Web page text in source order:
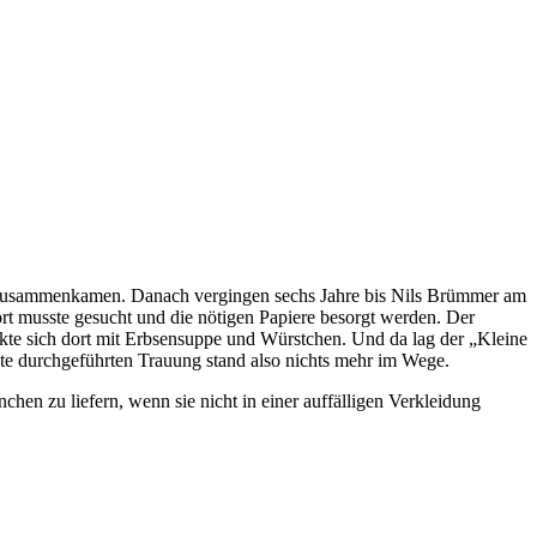
Danach vergingen sechs Jahre bis Nils Brümmer am
gesucht und die nötigen Papiere besorgt werden. Der
sich dort mit Erbsensuppe und Würstchen. Und da lag der „Kleine
durchgeführten Trauung stand also nichts mehr im Wege.
zu liefern, wenn sie nicht in einer auffälligen Verkleidung